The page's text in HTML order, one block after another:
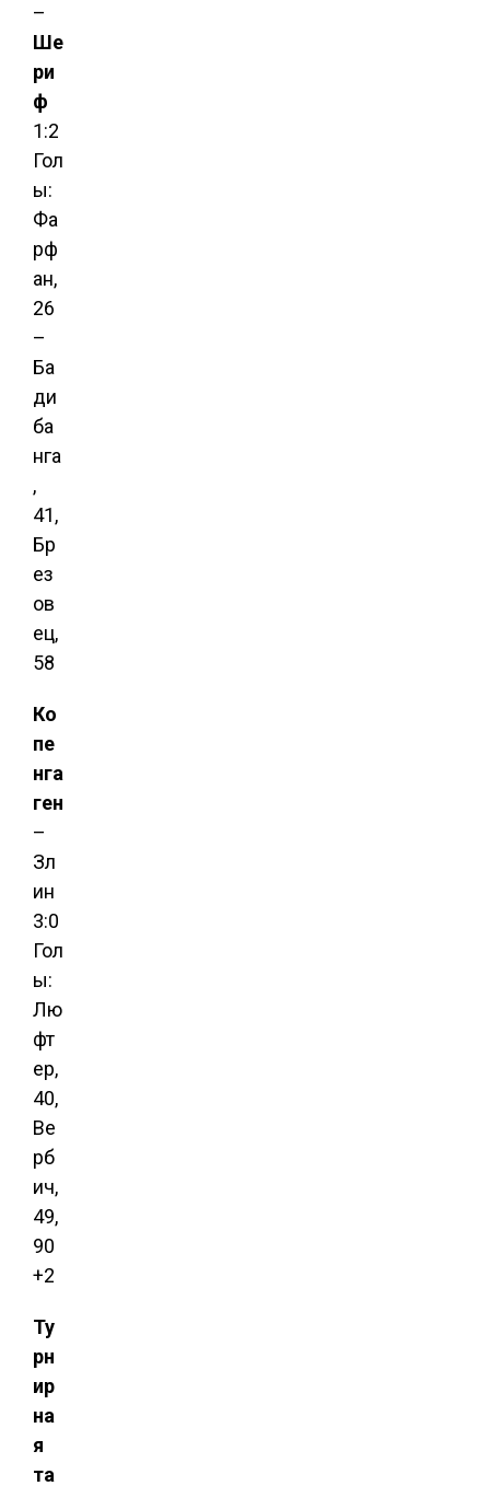
–
Ше
ри
ф
1:2
Гол
ы:
Фа
рф
ан,
26
–
Ба
ди
ба
нга
,
41,
Бр
ез
ов
ец,
58
Ко
пе
нга
ген
–
Зл
ин
3:0
Гол
ы:
Лю
фт
ер,
40,
Ве
рб
ич,
49,
90
+2
Ту
рн
ир
на
я
та